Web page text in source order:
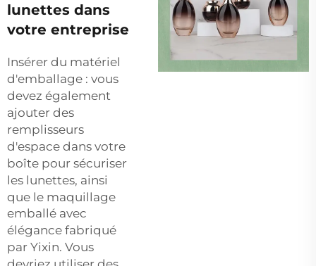
lunettes dans
votre entreprise
Insérer du matériel
d'emballage : vous
devez également
ajouter des
remplisseurs
d'espace dans votre
boîte pour sécuriser
les lunettes, ainsi
que le maquillage
emballé avec
élégance fabriqué
par Yixin. Vous